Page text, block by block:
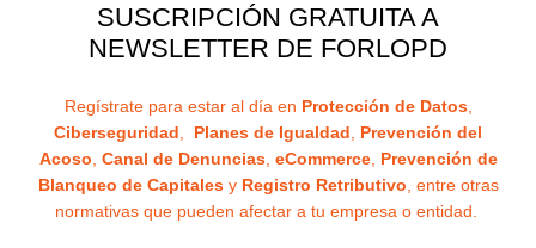
SUSCRIPCIÓN GRATUITA A
NEWSLETTER DE FORLOPD
Regístrate para estar al día en Protección de Datos,
Ciberseguridad
Planes de Igualdad
Prevención del
Acoso Canal de Denuncias, eCommerce, Prevención de
Blanqueo de Capitalesy Registro Retributivo , entre otras
normativas que pueden afectar a tu empresa o entidad.